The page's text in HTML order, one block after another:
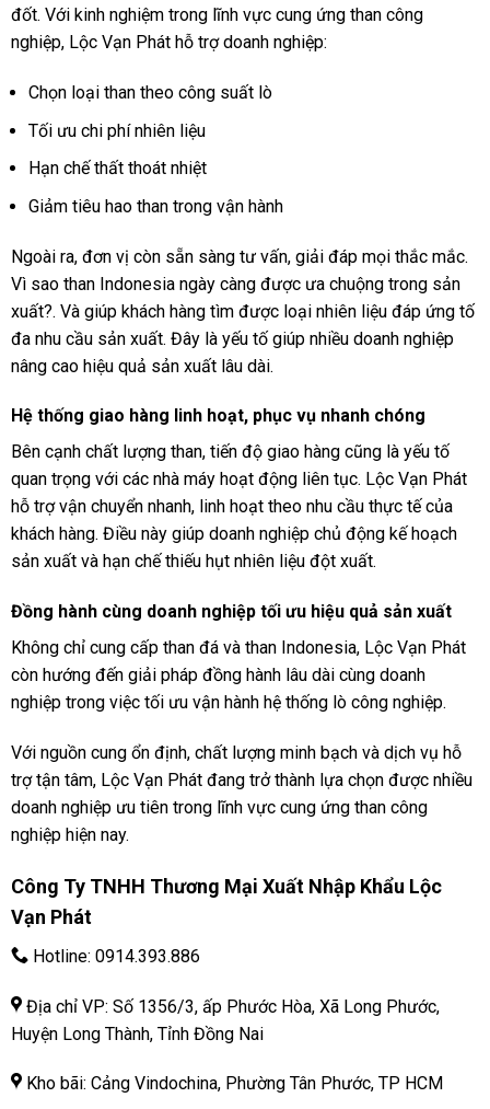
đốt. Với kinh nghiệm trong lĩnh vực cung ứng than công
nghiệp, Lộc Vạn Phát hỗ trợ doanh nghiệp:
Chọn loại than theo công suất lò
Tối ưu chi phí nhiên liệu
Hạn chế thất thoát nhiệt
Giảm tiêu hao than trong vận hành
Ngoài ra, đơn vị còn sẵn sàng tư vấn, giải đáp mọi thắc mắc.
Vì sao than Indonesia ngày càng được ưa chuộng trong sản
xuất?. Và giúp khách hàng tìm được loại nhiên liệu đáp ứng tố
đa nhu cầu sản xuất. Đây là yếu tố giúp nhiều doanh nghiệp
nâng cao hiệu quả sản xuất lâu dài.
Hệ thống giao hàng linh hoạt, phục vụ nhanh chóng
Bên cạnh chất lượng than, tiến độ giao hàng cũng là yếu tố
quan trọng với các nhà máy hoạt động liên tục. Lộc Vạn Phát
hỗ trợ vận chuyển nhanh, linh hoạt theo nhu cầu thực tế của
khách hàng. Điều này giúp doanh nghiệp chủ động kế hoạch
sản xuất và hạn chế thiếu hụt nhiên liệu đột xuất.
Đồng hành cùng doanh nghiệp tối ưu hiệu quả sản xuất
Không chỉ cung cấp than đá và than Indonesia, Lộc Vạn Phát
còn hướng đến giải pháp đồng hành lâu dài cùng doanh
nghiệp trong việc tối ưu vận hành hệ thống lò công nghiệp.
Với nguồn cung ổn định, chất lượng minh bạch và dịch vụ hỗ
trợ tận tâm, Lộc Vạn Phát đang trở thành lựa chọn được nhiều
doanh nghiệp ưu tiên trong lĩnh vực cung ứng than công
nghiệp hiện nay.
Công Ty TNHH Thương Mại Xuất Nhập Khẩu Lộc
Vạn Phát
Hotline: 0914.393.886
Địa chỉ VP: Số 1356/3, ấp Phước Hòa, Xã Long Phước,
Huyện Long Thành, Tỉnh Đồng Nai
Kho bãi: Cảng Vindochina, Phường Tân Phước, TP HCM